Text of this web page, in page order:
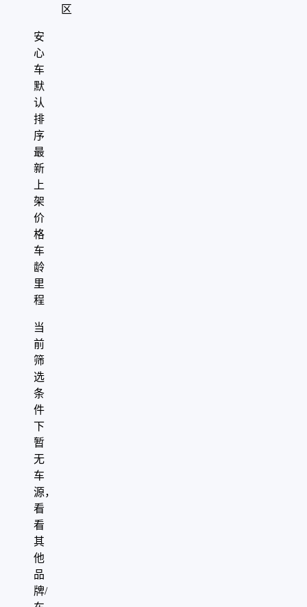
区
安
心
车
默
认
排
序
最
新
上
架
价
格
车
龄
里
程
当
前
筛
选
条
件
下
暂
无
车
源，
看
看
其
他
品
牌/